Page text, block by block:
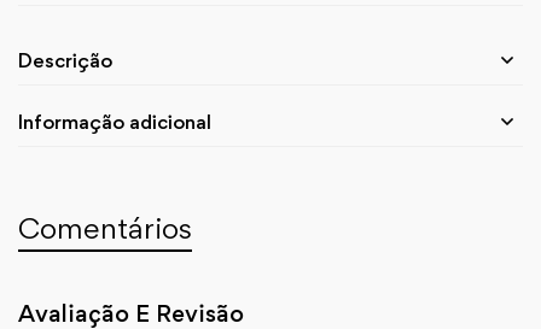
Descrição
Informação adicional
Comentários
Avaliação E Revisão